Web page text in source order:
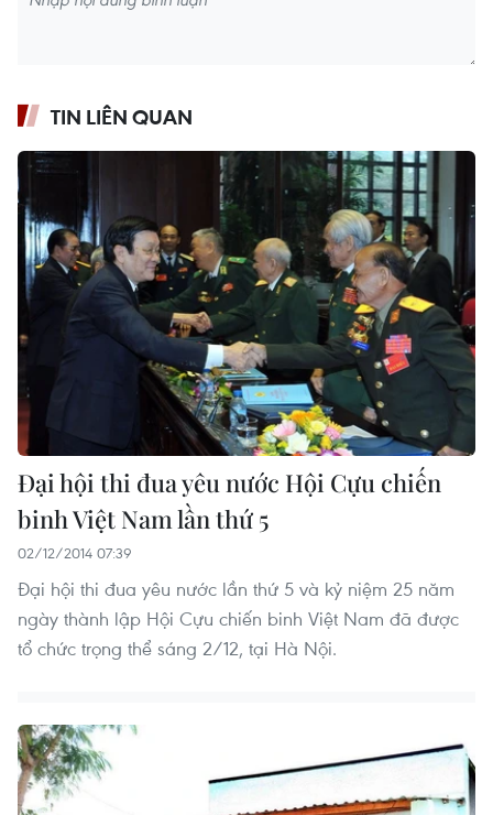
TIN LIÊN QUAN
Đại hội thi đua yêu nước Hội Cựu chiến
binh Việt Nam lần thứ 5
02/12/2014 07:39
Đại hội thi đua yêu nước lần thứ 5 và kỷ niệm 25 năm
ngày thành lập Hội Cựu chiến binh Việt Nam đã được
tổ chức trọng thể sáng 2/12, tại Hà Nội.